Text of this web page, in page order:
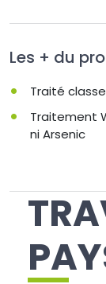
Les + du
Traité
Traitement
ni Arsenic